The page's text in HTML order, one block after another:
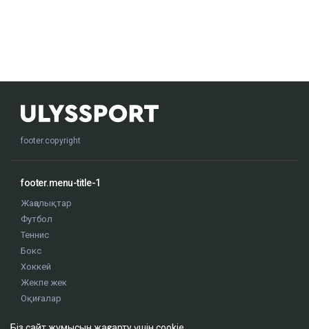
footer.copyright
footer.menu-title-1
Жаңалықтар
Футбол
Теннис
Бокс
Хоккей
Жекпе жек
Оқиғалар